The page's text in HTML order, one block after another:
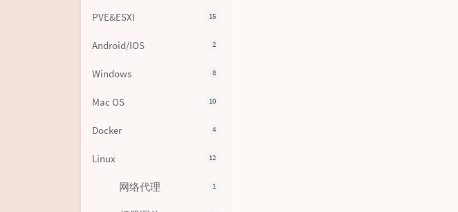
15
PVE&ESXI
2
Android/IOS
8
Windows
10
Mac OS
4
Docker
12
Linux
1
网络代理